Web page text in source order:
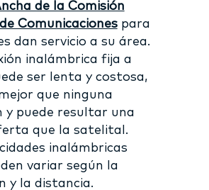
de la Comisión
Comunicacionespara
dan servicio a su área.
inalámbrica fija a
ser lenta y costosa,
que ninguna
y puede resultar una
que la satelital.
inalámbricas
variar según la
y la distancia.